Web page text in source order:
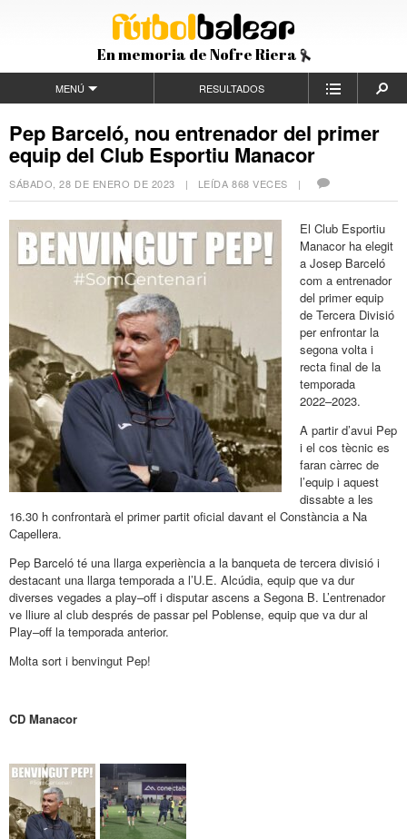
En memoria de Nofre Riera
MENÚ RESULTADOS
Pep Barceló, nou entrenador del primer
equip del Club Esportiu Manacor
SÁBADO, 28 DE ENERO DE 2023 | LEÍDA 868 VECES |
El Club Esportiu
Manacor ha elegit
a Josep Barceló
com a entrenador
del primer equip
de Tercera Divisió
per enfrontar la
segona volta i
recta final de la
temporada
2022–2023.
A partir d’avui Pep
i el cos tècnic es
faran càrrec de
l’equip i aquest
dissabte a les
16.30 h confrontarà el primer partit oficial davant el Constància a Na
Capellera.
Pep Barceló té una llarga experiència a la banqueta de tercera divisió i
destacant una llarga temporada a l’U.E. Alcúdia, equip que va dur
diverses vegades a play–off i disputar ascens a Segona B. L’entrenador
ve lliure al club després de passar pel Poblense, equip que va dur al
Play–off la temporada anterior.
Molta sort i benvingut Pep!
CD Manacor